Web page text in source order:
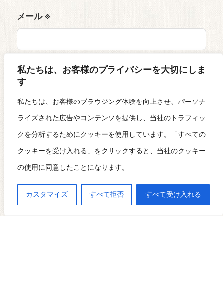
私たちは、お客様のプライバシーを大切にしま
す
私たちは、お客様のブラウジング体験を向上させ、パーソナ
ライズされた広告やコンテンツを提供し、当社のトラフィッ
クを分析するためにクッキーを使用しています。「すべての
クッキーを受け入れる」をクリックすると、当社のクッキー
の使用に同意したことになります。
カスタマイズ すべて拒否 すべて受け入れる
メール※
サイト
次回のコメントで使用するためブラウザーに自分
の名前、メールアドレス、サイトを保存する。